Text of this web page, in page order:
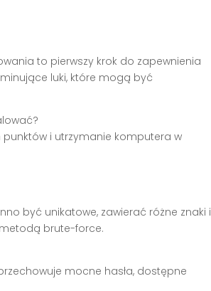
to pierwszy krok do zapewnienia
luki, które mogą być
punktów i utrzymanie komputera w
być unikatowe, zawierać różne znaki i
brute-force.
mocne hasła, dostępne